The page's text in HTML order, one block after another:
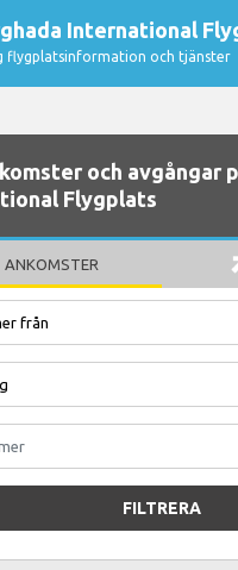
International
flygplatsinformation och tjänster
och avgångar
Flygplats
ANKOMSTER
FILTRERA